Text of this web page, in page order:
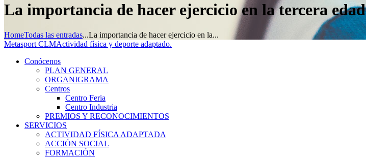
La importancia de hacer ejercicio en la tercera edad
HomeTodas las entradas...La importancia de hacer ejercicio en la...
Metasport CLMActividad física y deporte adaptado.
Conócenos
PLAN GENERAL
ORGANIGRAMA
Centros
Centro Feria
Centro Industria
PREMIOS Y RECONOCIMIENTOS
SERVICIOS
ACTIVIDAD FÍSICA ADAPTADA
ACCIÓN SOCIAL
FORMACIÓN